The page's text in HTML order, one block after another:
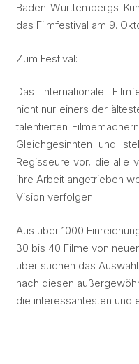
Baden-Württembergs
das Filmfestival am 9.
Zum Festival:
Das Internationale
nicht nur einers der
talentierten
Gleichgesinnten und
Regisseure vor, die alle
ihre Arbeit angetrieben
Vision verfolgen.
Aus über 1000
30 bis 40 Filme von
über suchen das
nach diesen
die interessantesten und